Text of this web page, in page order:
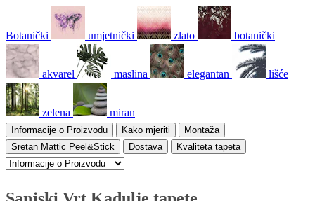
Botanički umjetnički zlato botanički
akvarel maslina elegantan lišće
zelena miran
Informacije o Proizvodu Kako mjeriti
Montaža
Sretan Mattic Peel&Stick
Dostava Kvaliteta tapeta